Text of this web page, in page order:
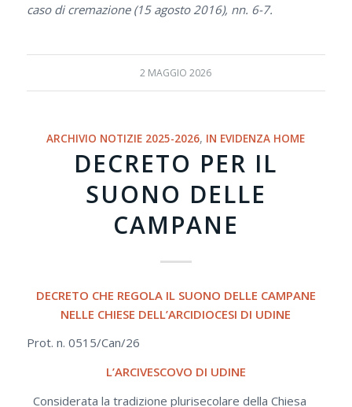
caso di cremazione (15 agosto 2016), nn. 6-7.
2 MAGGIO 2026
ARCHIVIO NOTIZIE 2025-2026, IN EVIDENZA HOME
DECRETO PER IL
SUONO DELLE
CAMPANE
DECRETO CHE REGOLA IL SUONO DELLE CAMPANE
NELLE CHIESE DELL’ARCIDIOCESI DI UDINE
Prot. n. 0515/Can/26
L’ARCIVESCOVO DI UDINE
Considerata la tradizione plurisecolare della Chiesa